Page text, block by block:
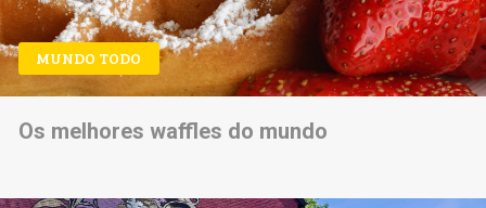
MUNDO TODO
Os melhores waffles do mundo